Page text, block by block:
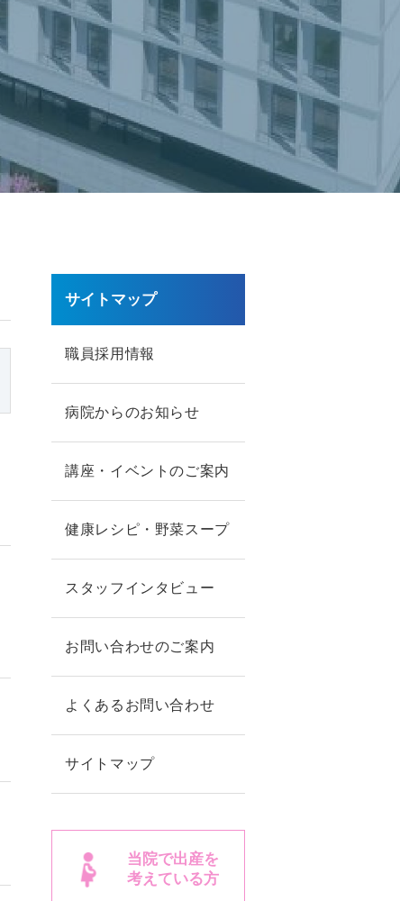
サイトマップ
職員採用情報
病院からのお知らせ
講座・イベントのご案内
健康レシピ・野菜スープ
スタッフインタビュー
お問い合わせのご案内
よくあるお問い合わせ
サイトマップ
当院で出産を
考えている方